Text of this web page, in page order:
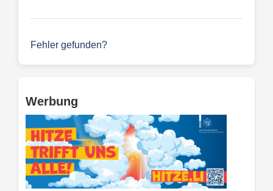
Fehler gefunden?
Werbung